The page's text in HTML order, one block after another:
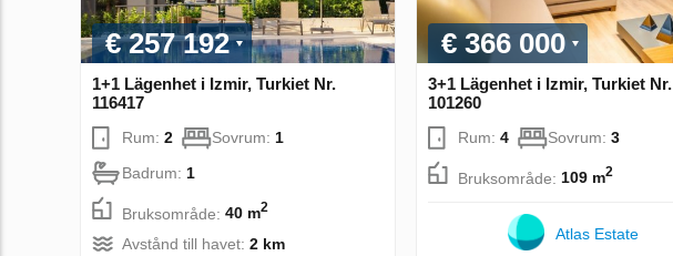
€ 257 192
1+1 Lägenhet i Izmir, Turkiet Nr.
116417
Rum: 2 Sovrum: 1
Badrum: 1
Bruksområde: 40 m2
Avstånd till havet: 2 km
€ 366 000
3+1 Lägenhet i Izmir, Turkiet Nr.
101260
Rum: 4 Sovrum: 3
Bruksområde: 109 m2
Atlas Estate